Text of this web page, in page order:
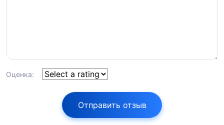
Оценка:
Отправить отзыв